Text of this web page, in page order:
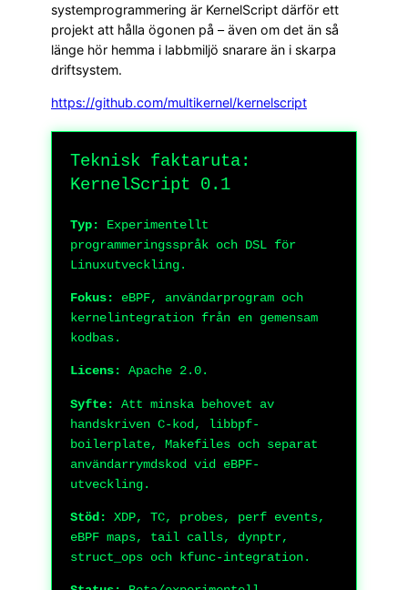
systemprogrammering är KernelScript därför ett
projekt att hålla ögonen på – även om det än så
länge hör hemma i labbmiljö snarare än i skarpa
driftsystem.
https://github.com/multikernel/kernelscript
Teknisk faktaruta:
KernelScript 0.1
Typ:
Experimentellt
programmeringsspråk och DSL för
Linuxutveckling.
Fokus:
eBPF, användarprogram och
kernelintegration från en gemensam
kodbas.
Licens: Apache 2.0.
Syfte:
Att minska behovet av
handskriven C-kod, libbpf-
boilerplate, Makefiles och separat
användarrymdskod vid eBPF-
utveckling.
Stöd:
XDP, TC, probes, perf events,
eBPF maps, tail calls, dynptr,
struct_ops och kfunc-integration.